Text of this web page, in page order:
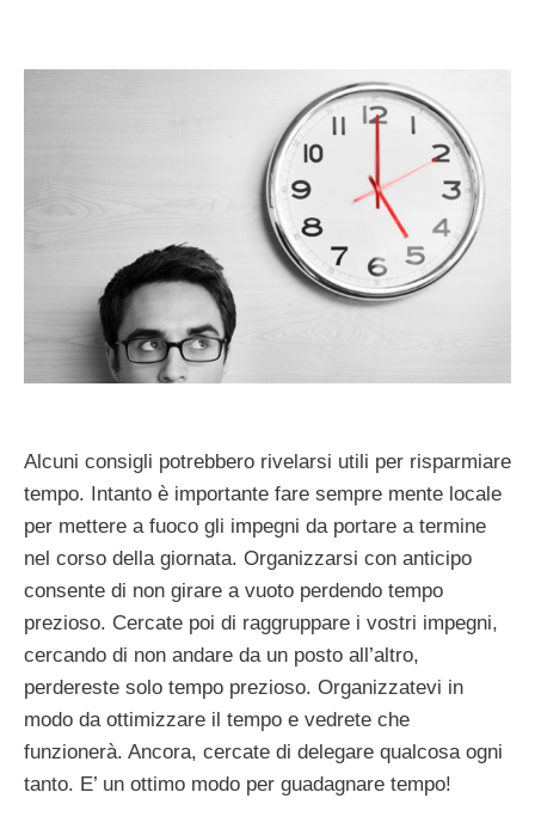
Alcuni consigli potrebbero rivelarsi utili per risparmiare
tempo. Intanto è importante fare sempre mente locale
per mettere a fuoco gli impegni da portare a termine
nel corso della giornata. Organizzarsi con anticipo
consente di non girare a vuoto perdendo tempo
prezioso. Cercate poi di raggruppare i vostri impegni,
cercando di non andare da un posto all’altro,
perdereste solo tempo prezioso. Organizzatevi in
modo da ottimizzare il tempo e vedrete che
funzionerà. Ancora, cercate di delegare qualcosa ogni
tanto. E’ un ottimo modo per guadagnare tempo!